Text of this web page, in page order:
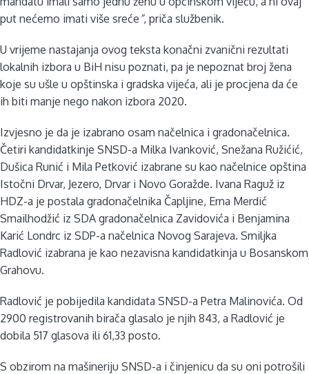
put nećemo imati više sreće ”, priča službenik.
U vrijeme nastajanja ovog teksta konačni zvanični rezultati
lokalnih izbora u BiH nisu poznati, pa je nepoznat broj žena
koje su ušle u opštinska i gradska vijeća, ali je procjena da će
ih biti manje nego nakon izbora 2020.
Izvjesno je da je izabrano osam načelnica i gradonačelnica.
Četiri kandidatkinje SNSD-a Milka Ivanković, Snežana Ružićić,
Dušica Runić i Mila Petković izabrane su kao načelnice opština
Istočni Drvar, Jezero, Drvar i Novo Goražde. Ivana Raguž iz
HDZ-a je postala gradonačelnika Čapljine, Erna Merdić
Smailhodžić iz SDA gradonačelnica Zavidovića i Benjamina
Karić Londrc iz SDP-a načelnica Novog Sarajeva. Smiljka
Radlović izabrana je kao nezavisna kandidatkinja u Bosanskom
Grahovu.
Radlović je pobijedila kandidata SNSD-a Petra Malinovića. Od
2900 registrovanih birača glasalo je njih 843, a Radlović je
dobila 517 glasova ili 61,33 posto.
S obzirom na mašineriju SNSD-a i činjenicu da su oni potrošili